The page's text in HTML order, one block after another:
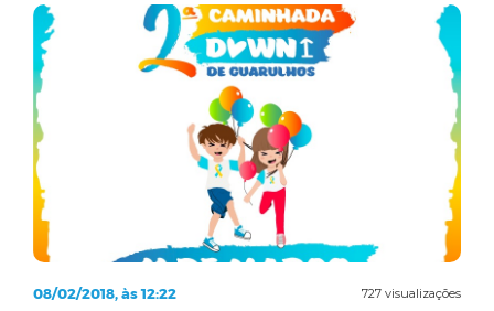
727 visualizações
08/02/2018, às 12:22